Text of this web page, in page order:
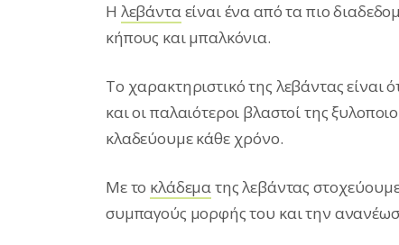
Η λεβάνταείναι ένα από τα πιο
κήπους και μπαλκόνια.
Το χαρακτηριστικό της λεβάντας
και οι παλαιότεροι βλαστοί της
κλαδεύουμε κάθε χρόνο.
Με το κλάδεματης λεβάντας
συμπαγούς μορφής του και την